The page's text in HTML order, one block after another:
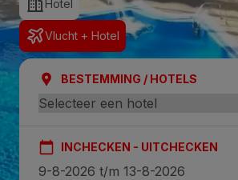
Hotel
Vlucht + Hotel
BESTEMMING / HOTELS
INCHECKEN - UITCHECKEN